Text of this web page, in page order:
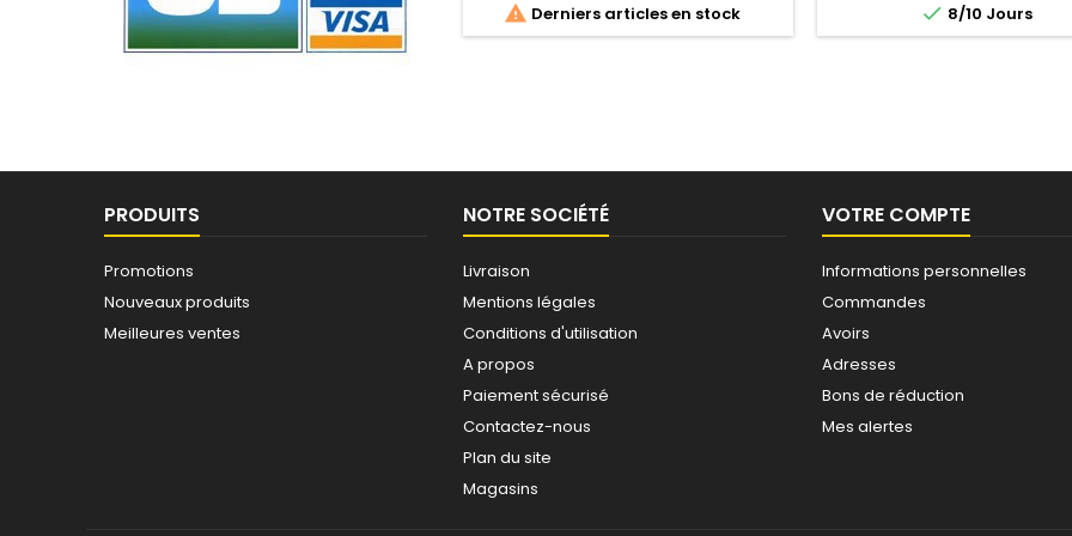
une forme extrêmement compacte.
Grâce à son profil, la vessie, se
 Derniers articles en stock
vissé sur la valve de
l’accumulateur et relié par un
 8/10 Jours
PRODUITS
Promotions
Nouveaux produits
Meilleures ventes
NOTRE SOCIÉTÉ
Livraison
Mentions légales
Conditions d'utilisation
A propos
Paiement sécurisé
Contactez-nous
Plan du site
Magasins
VOTRE COMPTE
Informations personnelles
Commandes
Avoirs
Adresses
Bons de réduction
Mes alertes